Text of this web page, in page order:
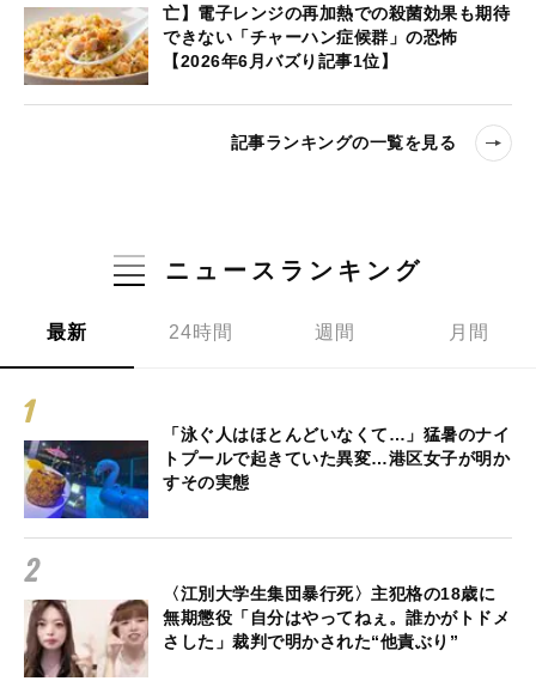
亡】電子レンジの再加熱での殺菌効果も期待
できない「チャーハン症候群」の恐怖
【2026年6月バズり記事1位】
記事ランキングの一覧を見る
ニュースランキング
最新 24時間 週間 月間
「泳ぐ人はほとんどいなくて…」猛暑のナイ
トプールで起きていた異変…港区女子が明か
すその実態
〈江別大学生集団暴行死〉主犯格の18歳に
無期懲役「自分はやってねぇ。誰かがトドメ
さした」裁判で明かされた“他責ぶり”